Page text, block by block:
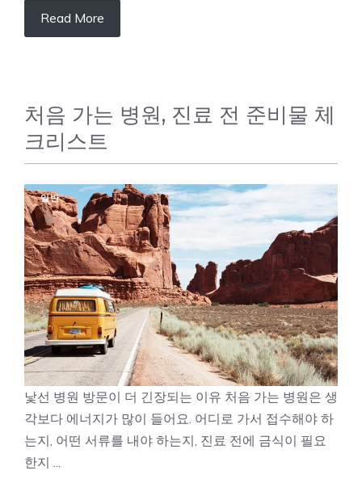
Read More
처음 가는 병원, 진료 전 준비물 체
크리스트
일반
낯선 병원 방문이 더 긴장되는 이유 처음 가는 병원은 생
각보다 에너지가 많이 들어요. 어디로 가서 접수해야 하
는지, 어떤 서류를 내야 하는지, 진료 전에 금식이 필요
한지 ...